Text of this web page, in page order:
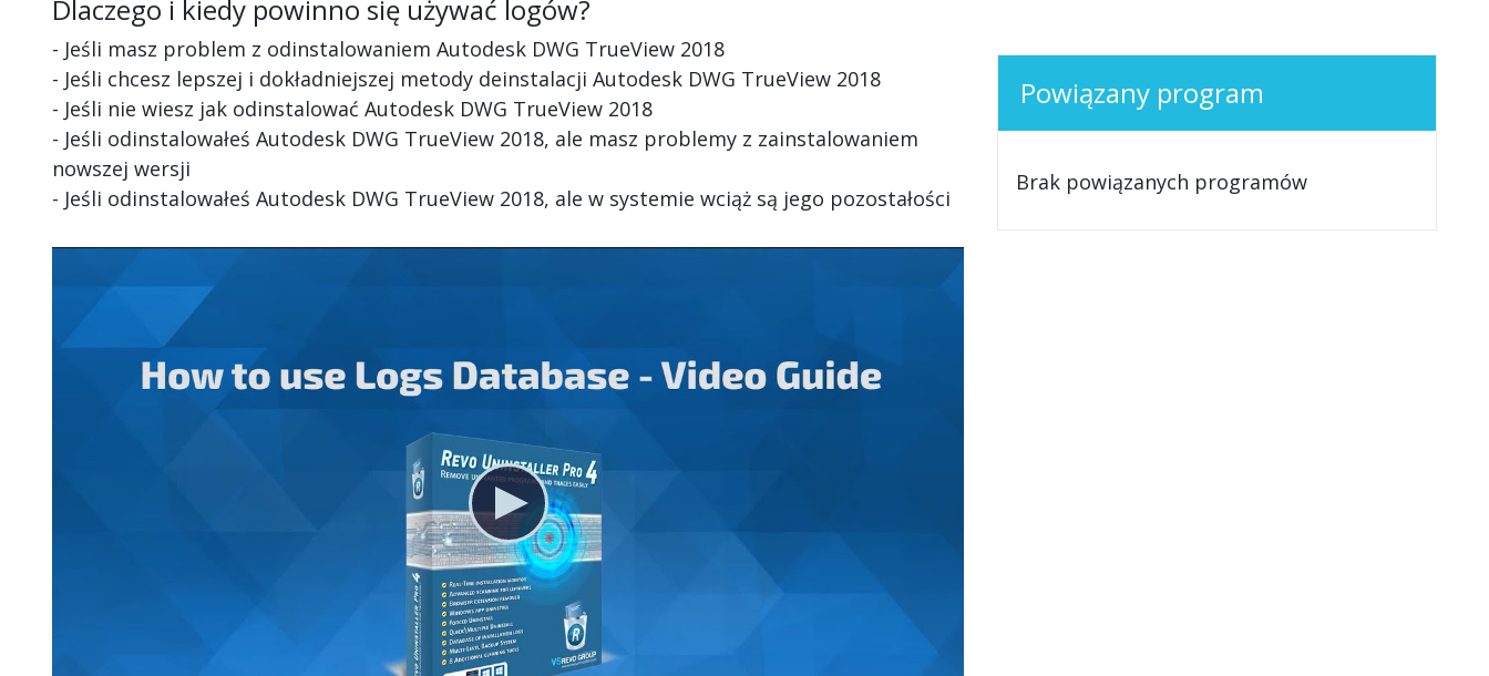
Dlaczego i kiedy powinno się używać logów?
- Jeśli masz problem z odinstalowaniem Autodesk DWG TrueView 2018
- Jeśli chcesz lepszej i dokładniejszej metody deinstalacji Autodesk DWG TrueView 2018
- Jeśli nie wiesz jak odinstalować Autodesk DWG TrueView 2018
- Jeśli odinstalowałeś Autodesk DWG TrueView 2018, ale masz problemy z zainstalowaniem
nowszej wersji
- Jeśli odinstalowałeś Autodesk DWG TrueView 2018, ale w systemie wciąż są jego pozostałości
Powiązany program
Brak powiązanych programów